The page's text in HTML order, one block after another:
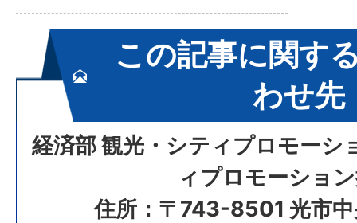
この記事に関す
わせ先
経済部 観光・シティプロモーシ
ィプロモーショ
住所：〒743-8501 光市中